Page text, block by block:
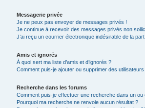
Messagerie privée
Je ne peux pas envoyer de messages privés !
Je continue à recevoir des messages privés non
J’ai reçu un courrier électronique indésirable de la
Amis et ignorés
À quoi sert ma liste d’amis et d’ignorés ?
Comment puis-je ajouter ou supprimer des utilisateurs
Recherche dans les forums
Comment puis-je effectuer une recherche dans un ou
Pourquoi ma recherche ne renvoie aucun résultat ?